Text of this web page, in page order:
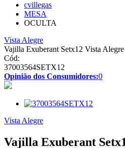
cvillegas
MESA
OCULTA
Vista Alegre
Vajilla Exuberant Setx12 Vista Alegre
Cód:
37003564SETX12
Opinião dos Consumidores:0
Vista Alegre
Vajilla Exuberant